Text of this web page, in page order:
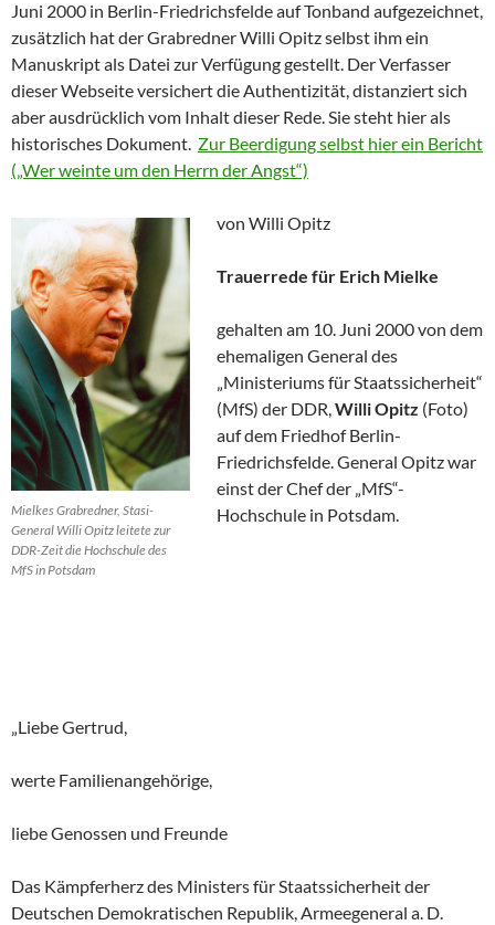
Juni 2000 in Berlin-Friedrichsfelde auf Tonband aufgezeichnet,
zusätzlich hat der Grabredner Willi Opitz selbst ihm ein
Manuskript als Datei zur Verfügung gestellt. Der Verfasser
dieser Webseite versichert die Authentizität, distanziert sich
aber ausdrücklich vom Inhalt dieser Rede. Sie steht hier als
historisches Dokument. Zur Beerdigung selbst hier ein Bericht
(„Wer weinte um den Herrn der Angst“)
Mielkes Grabredner, Stasi-
General Willi Opitz leitete zur
DDR-Zeit die Hochschule des
MfS in Potsdam
von Willi Opitz
Trauerrede für Erich Mielke
gehalten am 10. Juni 2000 von dem
ehemaligen General des
„Ministeriums für Staatssicherheit“
(MfS) der DDR,Willi Opitz (Foto)
auf dem Friedhof Berlin-
Friedrichsfelde. General Opitz war
einst der Chef der „MfS“-
Hochschule in Potsdam.
„Liebe Gertrud,
werte Familienangehörige,
liebe Genossen und Freunde
Das Kämpferherz des Ministers für Staatssicherheit der
Deutschen Demokratischen Republik, Armeegeneral a. D.